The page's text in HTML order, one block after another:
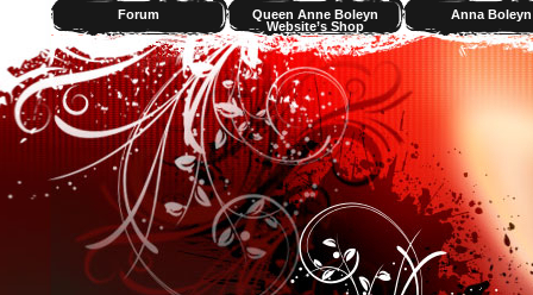
Forum
Queen Anne Boleyn
Website’s Shop
Anna Boleyn
Videos